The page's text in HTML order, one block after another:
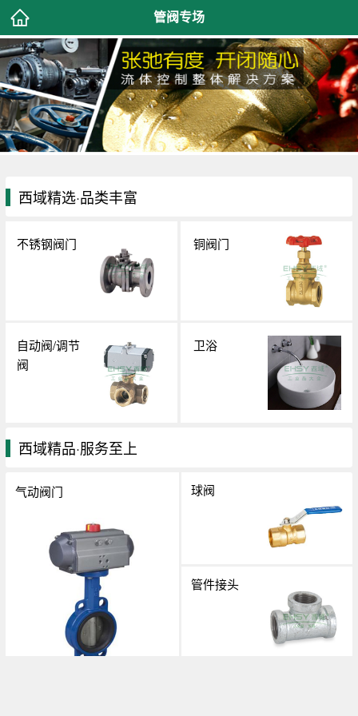
管阀专场
西域精选·品类丰富
不锈钢阀门 铜阀门
自动阀/调节
阀
卫浴
西域精品·服务至上
气动阀门 球阀
管件接头